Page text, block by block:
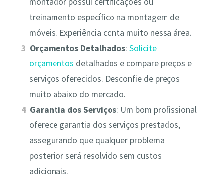
treinamento específico na montagem de
móveis. Experiência conta muito nessa área.
Orçamentos Detalhados:Solicite
orçamentos detalhados e compare preços e
serviços oferecidos. Desconfie de preços
muito abaixo do mercado.
Garantia dos Serviços: Um bom profissional
oferece garantia dos serviços prestados,
assegurando que qualquer problema
posterior será resolvido sem custos
adicionais.